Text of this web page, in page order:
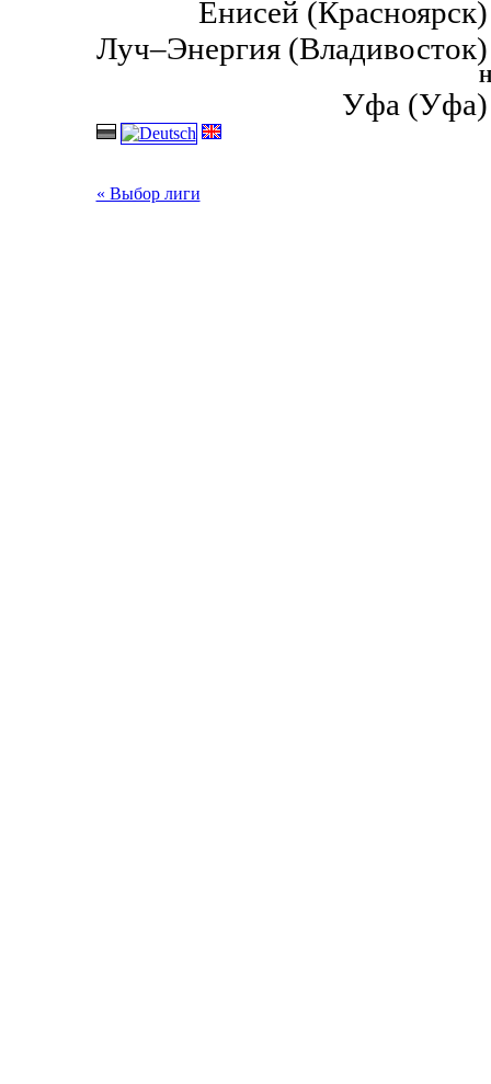
Енисей
Луч–Энергия
Уфа
« Выбор лиги